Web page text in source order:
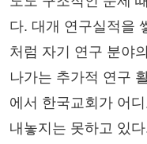
다. 대개 연구실적을
처럼 자기 연구 분야
나가는 추가적 연구
에서 한국교회가 어
내놓지는 못하고 있